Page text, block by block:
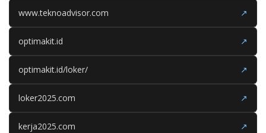
www.teknoadvisor.com ↗
optimakit.id ↗
optimakit.id/loker/ ↗
loker2025.com ↗
kerja2025.com ↗